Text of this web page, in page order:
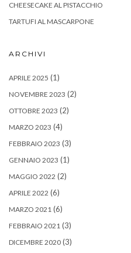
CHEESECAKE AL PISTACCHIO
TARTUFI AL MASCARPONE
ARCHIVI
APRILE 2025 (1)
NOVEMBRE 2023 (2)
OTTOBRE 2023 (2)
MARZO 2023 (4)
FEBBRAIO 2023 (3)
GENNAIO 2023 (1)
MAGGIO 2022 (2)
APRILE 2022 (6)
MARZO 2021 (6)
FEBBRAIO 2021 (3)
DICEMBRE 2020 (3)